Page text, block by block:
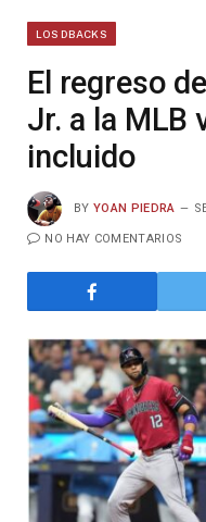
LOS DBACKS
El regreso
Jr. a la MLB
incluido
BY YOAN PIEDRA
NO HAY COMENTARIOS